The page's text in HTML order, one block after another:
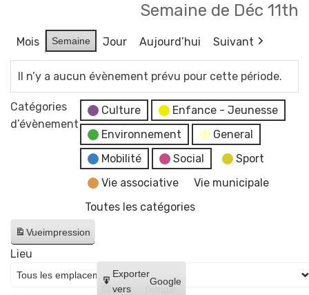
Semaine de Déc 11th
Mois Semaine Jour Aujourd’hui Suivant
Il n’y a aucun évènement prévu pour cette période.
Catégories
d’évènement
Culture
Enfance - Jeunesse
Environnement
General
Mobilité
Social
Sport
Vie associative
Vie municipale
Toutes les catégories
Vueimpression
Créer
un
Google
Exporter
vers
Google
Lieu